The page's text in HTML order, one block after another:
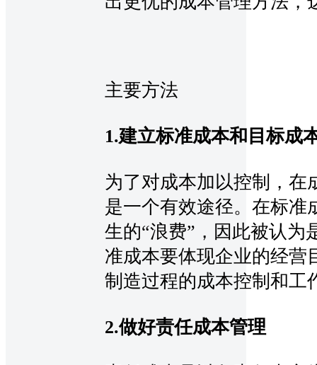
主要方法
1.建立标准成本和目标成
为了对成本加以控制，在
是一个有效途径。在标准
生的“浪费”，因此被认为
准成本要体现企业的经营
制造过程的成本控制和工
2.做好责任成本管理